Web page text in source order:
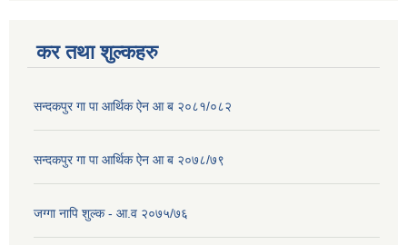
कर तथा शुल्कहरु
सन्दकपुर गा पा आर्थिक ऐन आ ब २०८१/०८२
सन्दकपुर गा पा आर्थिक ऐन आ ब २०७८/७९
जग्गा नापि शुल्क - आ.व २०७५/७६